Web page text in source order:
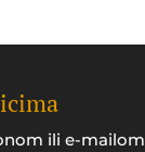
ili e-mailom